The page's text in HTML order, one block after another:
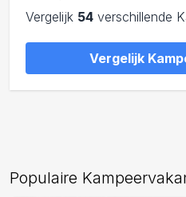
Vergelijk 54 verschillende
Vergelijk
Populaire